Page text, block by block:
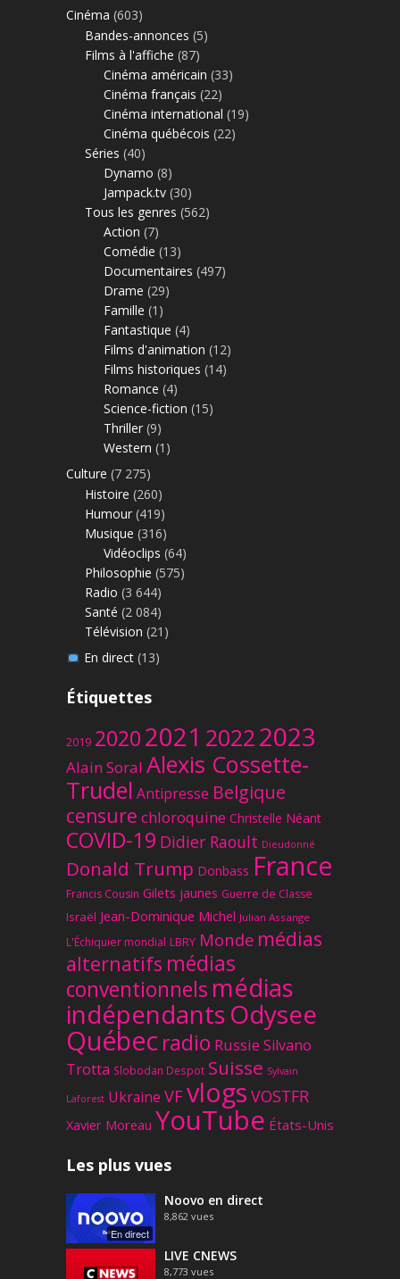
Cinéma (603)
Bandes-annonces (5)
Films à l'affiche (87)
Cinéma américain (33)
Cinéma français (22)
Cinéma international (19)
Cinéma québécois (22)
Séries (40)
Dynamo (8)
Jampack.tv (30)
Tous les genres (562)
Action (7)
Comédie (13)
Documentaires (497)
Drame (29)
Famille (1)
Fantastique (4)
Films d'animation (12)
Films historiques (14)
Romance (4)
Science-fiction (15)
Thriller (9)
Western (1)
Culture (7 275)
Histoire (260)
Humour (419)
Musique (316)
Vidéoclips (64)
Philosophie (575)
Radio (3 644)
Santé (2 084)
Télévision (21)
En direct(13)
Étiquettes
2019 20202021 20222023
Alain Soral Alexis Cossette-
Trudel Antipresse Belgique
censure chloroquine Christelle Néant
COVID-19 Didier Raoult Dieudonné
Donald Trump Donbass France
Francis Cousin Gilets jaunes Guerre de Classe
Israël Jean-Dominique Michel Julian Assange
L'Échiquier mondial LBRY Monde médias
alternatifs médias
conventionnels médias
indépendantsOdysee
Québec radio Russie Silvano
Trotta Slobodan Despot Suisse Sylvain
Laforest Ukraine VFvlogs VOSTFR
Xavier Moreau YouTube États-Unis
Les plus vues
En direct
Noovo en direct
8,862 vues
LIVE CNEWS
8,773 vues